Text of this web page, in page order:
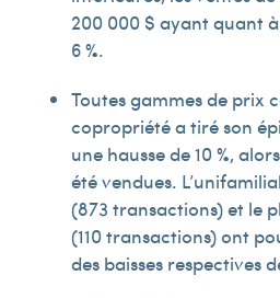
200 000 $ ayant quant
6 %.
Toutes gammes de prix
copropriété a tiré son
une hausse de 10 %,
été vendues.
(873 transactions) et le
(110 transactions) ont
des baisses respectives